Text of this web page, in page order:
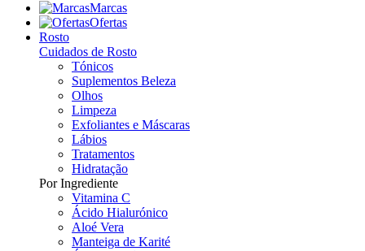
Marcas
Ofertas
Rosto
Cuidados de Rosto
Tónicos
Suplementos Beleza
Olhos
Limpeza
Exfoliantes e Máscaras
Lábios
Tratamentos
Hidratação
Por Ingrediente
Vitamina C
Ácido Hialurónico
Aloé Vera
Manteiga de Karité